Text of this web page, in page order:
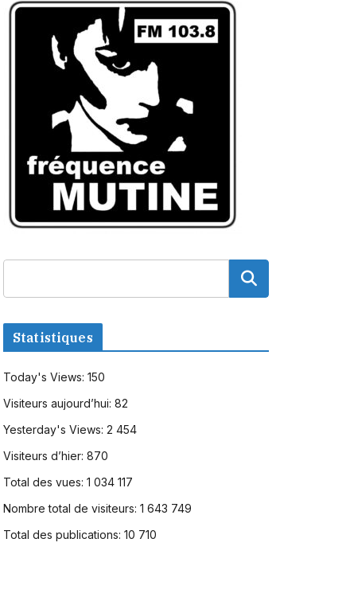
Statistiques
Today's Views: 150
Visiteurs aujourd’hui: 82
Yesterday's Views: 2 454
Visiteurs d’hier: 870
Total des vues: 1 034 117
Nombre total de visiteurs: 1 643 749
Total des publications: 10 710